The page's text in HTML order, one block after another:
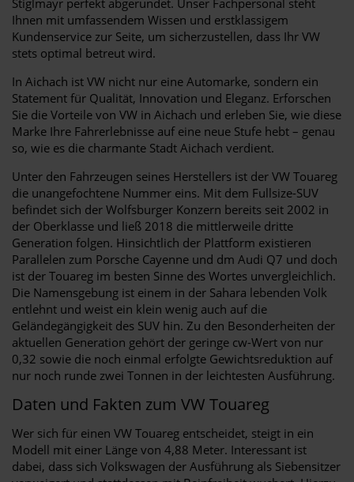
Ihnen mit umfassendem Wissen und erstklassigem
Kundenservice zur Seite, um sicherzustellen, dass Ihr VW
stets optimal betreut wird.
In Aichach ist VW nicht nur eine Automarke, sondern ein
Statement für Qualität, Innovation und Eleganz. Erforschen
Sie die Vorteile von VW in Aichach und erleben Sie, wie diese
Marke Ihre Fahrerlebnisse auf eine neue Stufe hebt – genau
so, wie es die charmante Stadt Aichach verdient.
Unter den Fahrzeugen seines Herstellers ist der VW Touareg
die unangefochtene Nummer eins. Mit dem Fullsize-SUV
befindet sich der Wolfsburger Konzern bereits seit 2002 in
der Oberklasse und ließ 2018 die mittlerweile dritte
Generation folgen. Hinsichtlich der Plattform existieren
Parallelen zum Porsche Cayenne und dm Audi Q7 und doch
ist der Touareg im besten Sinne des Wortes unvergleichlich.
Die Namensgebung ist einem in der Sahara lebenden Volk
entlehnt und weist ein klein wenig auch auf die
Geländegängigkeit des SUV hin. Zu den Besonderheiten der
aktuellen Generation gehört der geringe cw-Wert von nur
0,32 sowie die noch einmal erfolgte Gewichtsreduktion auf
nur noch runde zwei Tonnen in der leichtesten Ausführung.
Daten und Fakten zum VW Touareg
Wer sich für einen VW Touareg entscheidet, steigt in ein
Modell mit einer Länge von 4,88 Meter. Interessant ist
dabei, dass sich Volkswagen der Ausführung als Siebensitzer